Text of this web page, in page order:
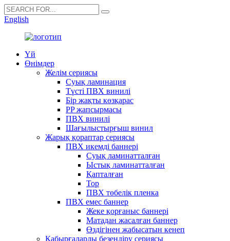
English
Үй
Өнімдер
Желім сериясы
Суық ламинация
Түсті ПВХ винилі
Бір жақты көзқарас
PP жапсырмасы
ПВХ винилі
Шағылыстырғыш винил
Жарық қораптар сериясы
ПВХ икемді баннері
Суық ламинатталған
Ыстық ламинатталған
Қапталған
Тор
ПВХ төбелік пленка
ПВХ емес баннер
Жеке қорғаныс баннері
Матадан жасалған баннер
Өздігінен жабысатын кенеп
Қабырғаларды безендіру сериясы